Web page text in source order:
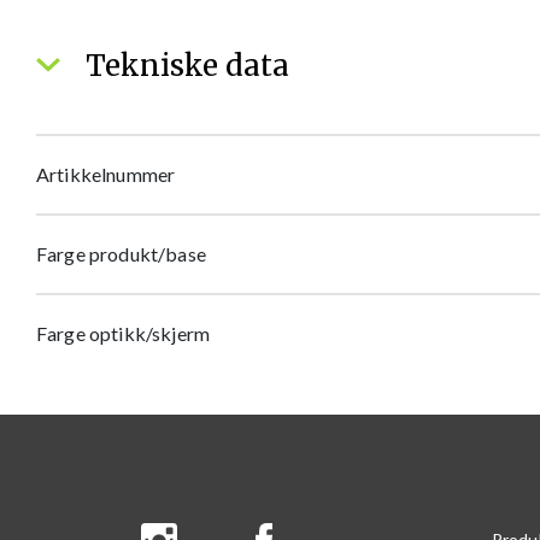
Tekniske data
Artikkelnummer
Farge produkt/base
Farge optikk/skjerm